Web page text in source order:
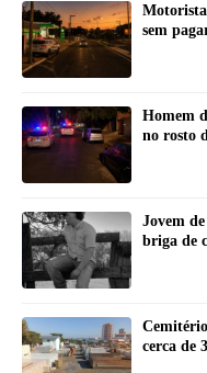
sem
Homem
no rosto
Jovem
briga de
cerca de